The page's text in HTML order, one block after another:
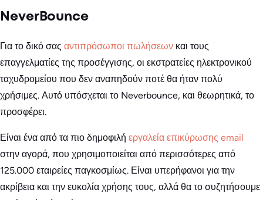
NeverBounce
Για το δικό σας αντιπρόσωποι πωλήσεων και τους
επαγγελματίες της προσέγγισης, οι εκστρατείες ηλεκτρονικού
ταχυδρομείου που δεν αναπηδούν ποτέ θα ήταν πολύ
χρήσιμες. Αυτό υπόσχεται το Neverbounce, και θεωρητικά, το
προσφέρει.
Είναι ένα από τα πιο δημοφιλή εργαλεία επικύρωσης email
στην αγορά, που χρησιμοποιείται από περισσότερες από
125.000 εταιρείες παγκοσμίως. Είναι υπερήφανοι για την
ακρίβεια και την ευκολία χρήσης τους, αλλά θα το συζητήσουμε